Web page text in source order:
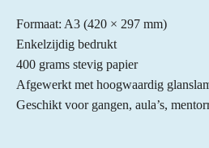
Formaat: A3 (420 × 297 mm)
Enkelzijdig bedrukt
400 grams stevig papier
Afgewerkt met hoogwaardig
Geschikt voor gangen, aula’s,